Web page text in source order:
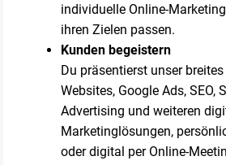
individuelle Online-
ihren Zielen passen.
Kunden begeistern
Du präsentierst unser
Websites, Google Ads, SEO,
Advertising und weiteren
Marketinglösungen,
oder digital per Online-